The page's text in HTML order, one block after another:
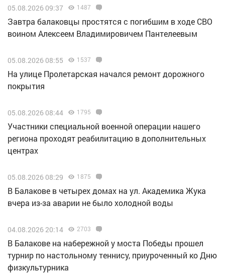
05.08.2026 09:37 1487
Завтра балаковцы простятся с погибшим в ходе СВО
воином Алексеем Владимировичем Пантелеевым
05.08.2026 08:55 1537
На улице Пролетарская начался ремонт дорожного
покрытия
05.08.2026 08:44 1795
Участники специальной военной операции нашего
региона проходят реабилитацию в дополнительных
центрах
05.08.2026 08:29 1875
В Балакове в четырех домах на ул. Академика Жука
вчера из-за аварии не было холодной воды
04.08.2026 20:14 2703
В Балакове на набережной у моста Победы прошел
турнир по настольному теннису, приуроченный ко Дню
физкультурника